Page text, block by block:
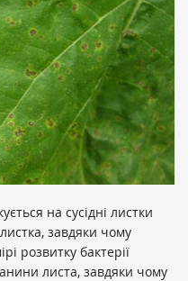
на сусідні листки
завдяки чому
розвитку бактерії
листа, завдяки чому